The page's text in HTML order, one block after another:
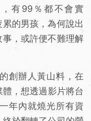
有99％都不會實
的男孩，為何說出
，或許便不難理解
創辦人黃山料，在
，想透過影片將台
年內就燒光所有資